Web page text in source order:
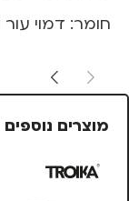
חומר: דמוי
מוצרים נוספים